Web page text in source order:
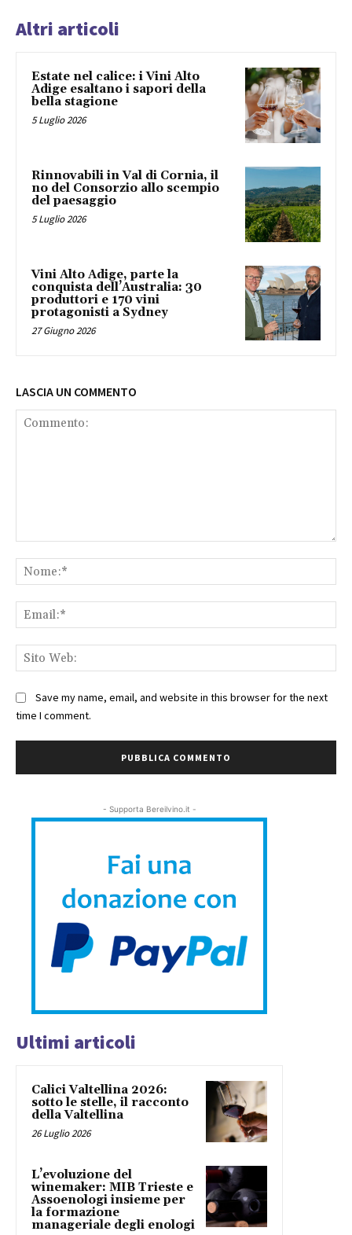
Altri articoli
Estate nel calice: i Vini Alto
Adige esaltano i sapori della
bella stagione
5 Luglio 2026
Rinnovabili in Val di Cornia, il
no del Consorzio allo scempio
del paesaggio
5 Luglio 2026
Vini Alto Adige, parte la
conquista dell’Australia: 30
produttori e 170 vini
protagonisti a Sydney
27 Giugno 2026
LASCIA UN COMMENTO
Save my name, email, and website in this browser for the next
time I comment.
- Supporta Bereilvino.it -
Ultimi articoli
Calici Valtellina 2026:
sotto le stelle, il racconto
della Valtellina
26 Luglio 2026
L’evoluzione del
winemaker: MIB Trieste e
Assoenologi insieme per
la formazione
manageriale degli enologi